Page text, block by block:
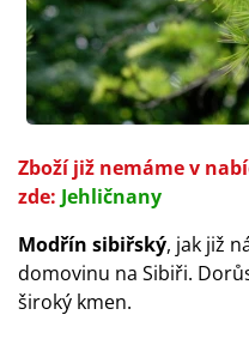
Zboží již nemáme v
zde: Jehličnany
Modřín sibiřský, jak již
domovinu na Sibiři.
široký kmen.